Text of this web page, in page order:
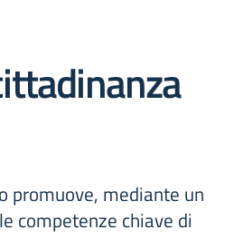
promuove, mediante un
competenze chiave di